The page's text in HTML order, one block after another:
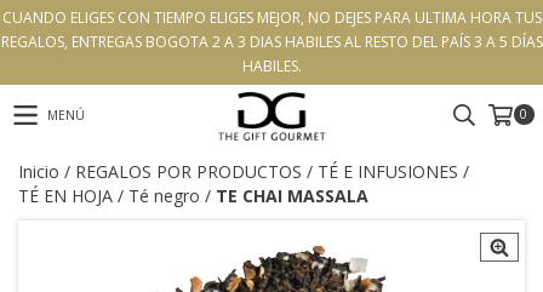
CUANDO ELIGES CON TIEMPO ELIGES MEJOR, NO DEJES PARA ULTIMA HORA TUS
REGALOS, ENTREGAS BOGOTA 2 A 3 DIAS HABILES AL RESTO DEL PAÍS 3 A 5 DÍAS
HABILES.
MENÚ 0
Inicio / REGALOS POR PRODUCTOS / TÉ E INFUSIONES /
TÉ EN HOJA / Té negro / TE CHAI MASSALA